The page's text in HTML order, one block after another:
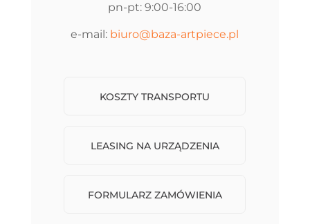
pn-pt: 9:00-16:00
e-mail: biuro@baza-artpiece.pl
KOSZTY TRANSPORTU
LEASING NA URZĄDZENIA
FORMULARZ ZAMÓWIENIA